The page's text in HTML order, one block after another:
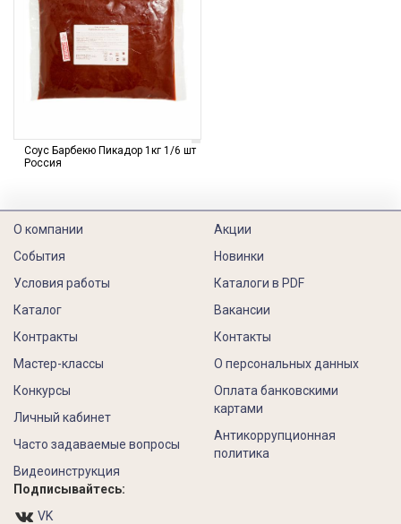
Соус Барбекю Пикадор 1кг 1/6 шт
Россия
О компании
События
Условия работы
Каталог
Контракты
Акции
Новинки
Каталоги в PDF
Вакансии
Контакты
Мастер-классы
Конкурсы
Личный кабинет
Часто задаваемые вопросы
Видеоинструкция
О персональных данных
Оплата банковскими
картами
Антикоррупционная
политика
Подписывайтесь:
VK